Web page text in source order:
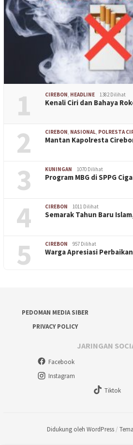
1 CIREBON, HEADLINE 1382 Dilihat
Kenali Ciri dan Bahaya
2 CIREBON, NASIONAL, POLRESTA
Mantan Kapolresta
3 KUNINGAN 1070 Dilihat
Program MBG di SPPG
4 CIREBON 1011 Dilihat
Semarak Tahun Baru
5 CIREBON 957 Dilihat
Warga Apresiasi
PEDOMAN MEDIA SIBER
PRIVACY POLICY
JARINGAN
Facebook
Instagram
Tiktok
Didukung oleh WordPress /